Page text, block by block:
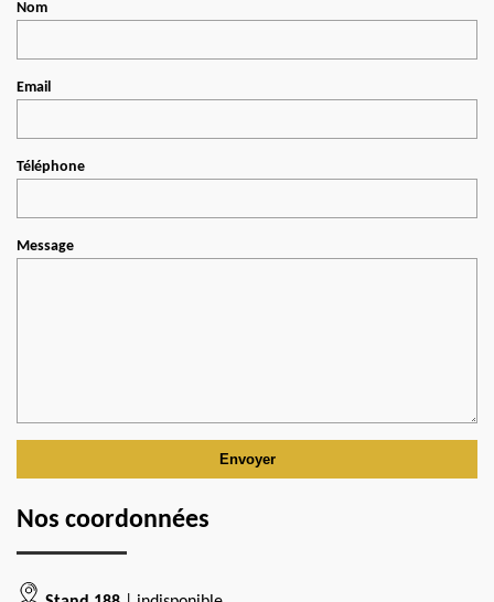
Nom
Email
Téléphone
Message
Nos coordonnées